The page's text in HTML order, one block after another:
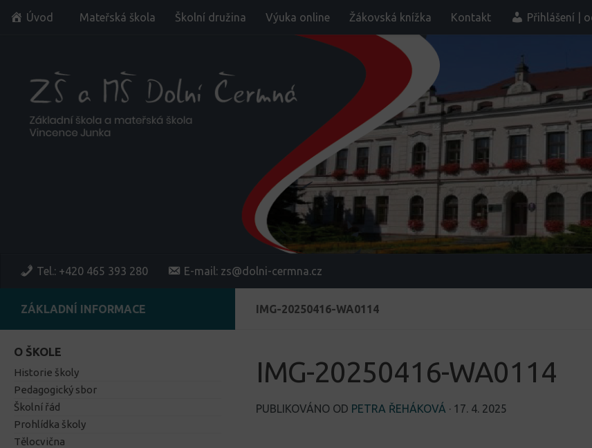
Skip to content
Úvod Mateřská škola Školní družina Výuka online Žákovská knížka Kontakt Přihlášení |
Tel.: +420 465 393 280 E-mail: zs@dolni-cermna.cz
IMG-20250416-WA0114
IMG-20250416-WA0114
PUBLIKOVÁNO OD PETRA ŘEHÁKOVÁ · 17. 4. 2025
ZÁKLADNÍ INFORMACE
O ŠKOLE
Historie školy
Pedagogický sbor
Školní řád
Prohlídka školy
Tělocvična